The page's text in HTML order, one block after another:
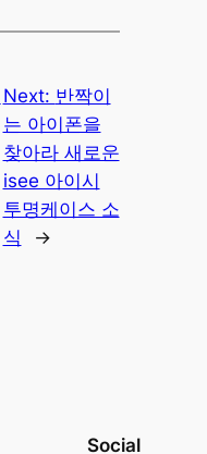
Next: 반짝이
는 아이폰을
찾아라 새로운
isee 아이시
투명케이스 소
식
→
Social